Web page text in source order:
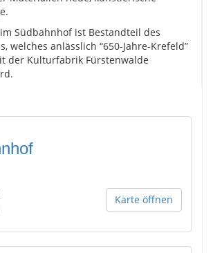
Südbahnhof ist Bestandteil des
welches anlässlich “650-Jahre-Krefeld”
der Kulturfabrik Fürstenwalde
Karte öffnen